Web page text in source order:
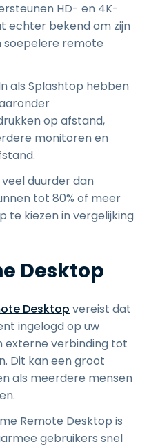
HD- en 4K-
echter bekend om zijn
soepelere remote
als Splashtop hebben
op afstand,
monitoren en
veel duurder dan
tot 80% of meer
te kiezen in vergelijking
Desktop
Desktop vereist dat
ingelogd op uw
externe verbinding tot
Dit kan een groot
als meerdere mensen
Remote Desktop is
gebruikers snel